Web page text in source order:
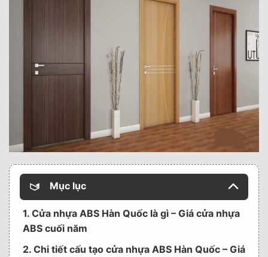
Mục lục
1. Cửa nhựa ABS Hàn Quốc là gì – Giá cửa nhựa
ABS cuối năm
2. Chi tiết cấu tạo cửa nhựa ABS Hàn Quốc – Giá